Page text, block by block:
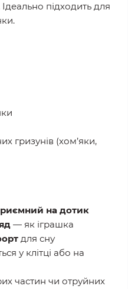
підходить для
гризунів (хом’яки,
на дотик
— як іграшка
для сну
у клітці або на
частин чи отруйних